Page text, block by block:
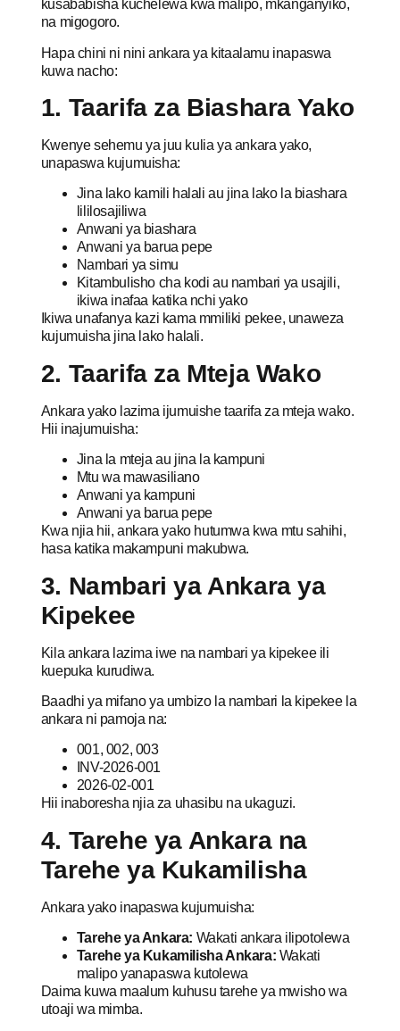
kusababisha kuchelewa kwa malipo, mkanganyiko,
na migogoro.
Hapa chini ni nini ankara ya kitaalamu inapaswa
kuwa nacho:
1. Taarifa za Biashara Yako
Kwenye sehemu ya juu kulia ya ankara yako,
unapaswa kujumuisha:
Jina lako kamili halali au jina lako la biashara
lililosajiliwa
Anwani ya biashara
Anwani ya barua pepe
Nambari ya simu
Kitambulisho cha kodi au nambari ya usajili,
ikiwa inafaa katika nchi yako
Ikiwa unafanya kazi kama mmiliki pekee, unaweza
kujumuisha jina lako halali.
2. Taarifa za Mteja Wako
Ankara yako lazima ijumuishe taarifa za mteja wako.
Hii inajumuisha:
Jina la mteja au jina la kampuni
Mtu wa mawasiliano
Anwani ya kampuni
Anwani ya barua pepe
Kwa njia hii, ankara yako hutumwa kwa mtu sahihi,
hasa katika makampuni makubwa.
3. Nambari ya Ankara ya
Kipekee
Kila ankara lazima iwe na nambari ya kipekee ili
kuepuka kurudiwa.
Baadhi ya mifano ya umbizo la nambari la kipekee la
ankara ni pamoja na:
001, 002, 003
INV-2026-001
2026-02-001
Hii inaboresha njia za uhasibu na ukaguzi.
4. Tarehe ya Ankara na
Tarehe ya Kukamilisha
Ankara yako inapaswa kujumuisha:
Tarehe ya Ankara: Wakati ankara ilipotolewa
Tarehe ya Kukamilisha Ankara: Wakati
malipo yanapaswa kutolewa
Daima kuwa maalum kuhusu tarehe ya mwisho wa
utoaji wa mimba.